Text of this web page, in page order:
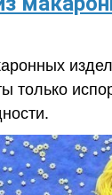
только